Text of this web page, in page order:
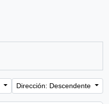
Dirección: Descendente